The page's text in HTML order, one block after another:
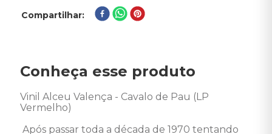
Compartilhar
Conheça esse produto
Vinil Alceu Valença - Cavalo de Pau (LP
Vermelho)